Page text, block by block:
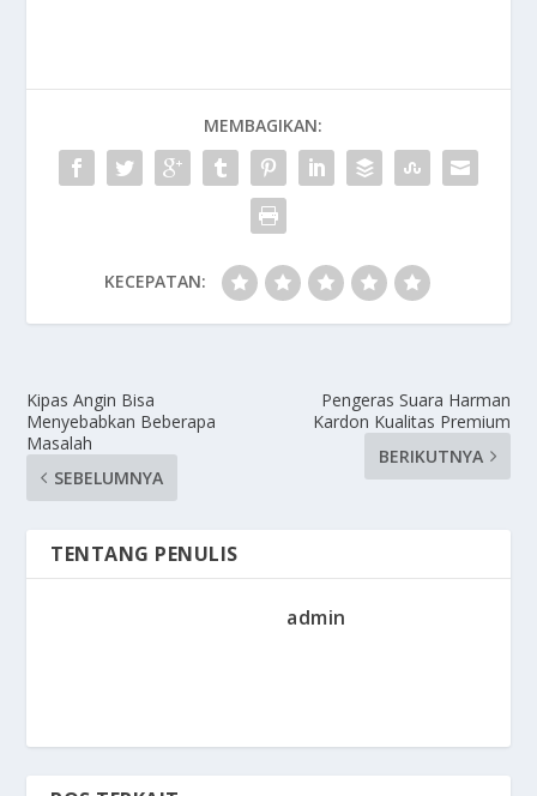
MEMBAGIKAN:
KECEPATAN:
Kipas Angin Bisa
Menyebabkan Beberapa
Masalah
SEBELUMNYA
Pengeras Suara Harman
Kardon Kualitas Premium
BERIKUTNYA
TENTANG PENULIS
admin